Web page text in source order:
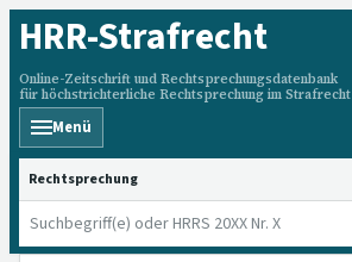
HRR-Strafrecht
Online-Zeitschrift und Rechtsprechungsdatenbank
für höchstrichterliche Rechtsprechung im Strafrecht
Menü
HRRS durchsuchen